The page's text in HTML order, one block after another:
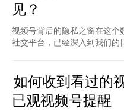
见？
视频号背后的隐私之窗在这个
社交平台，已经深入到我们的
如何收到看过的
已观视频号提醒